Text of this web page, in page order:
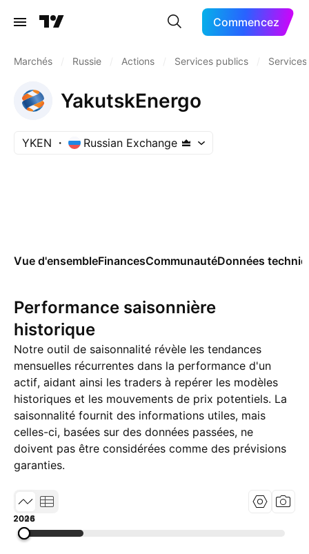
Commencez
Marchés Russie Actions Services publics
YakutskEnergo
YKEN Russian Exchange
Vue d'ensembleFinancesCommunautéDonnées
Performance saisonnière
historique
Notre outil de saisonnalité révèle les tendances
mensuelles récurrentes dans la performance d'un
actif, aidant ainsi les traders à repérer les modèles
historiques et les mouvements de prix potentiels. La
saisonnalité fournit des informations utiles, mais
celles-ci, basées sur des données passées, ne
doivent pas être considérées comme des prévisions
garanties.
2004
2015
2026